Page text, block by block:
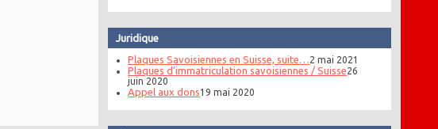
Juridique
Plaques Savoisiennes en Suisse, suite… 2 mai 2021
Plaques d’immatriculation savoisiennes / Suisse26
juin 2020
Appel aux dons19 mai 2020